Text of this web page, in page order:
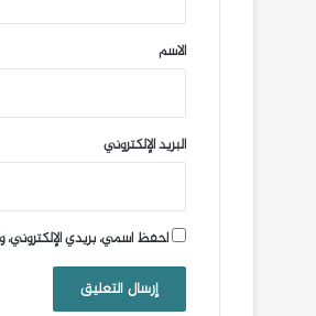
*
الاسم
البريد الإلكتروني
احفظ اسمي، بريدي